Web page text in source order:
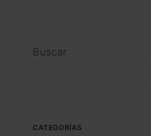
Buscar
CATEGORÍAS